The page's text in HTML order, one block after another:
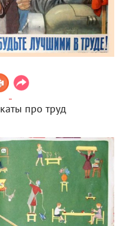
про труд